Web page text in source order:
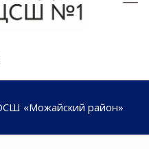
«Можайский район»